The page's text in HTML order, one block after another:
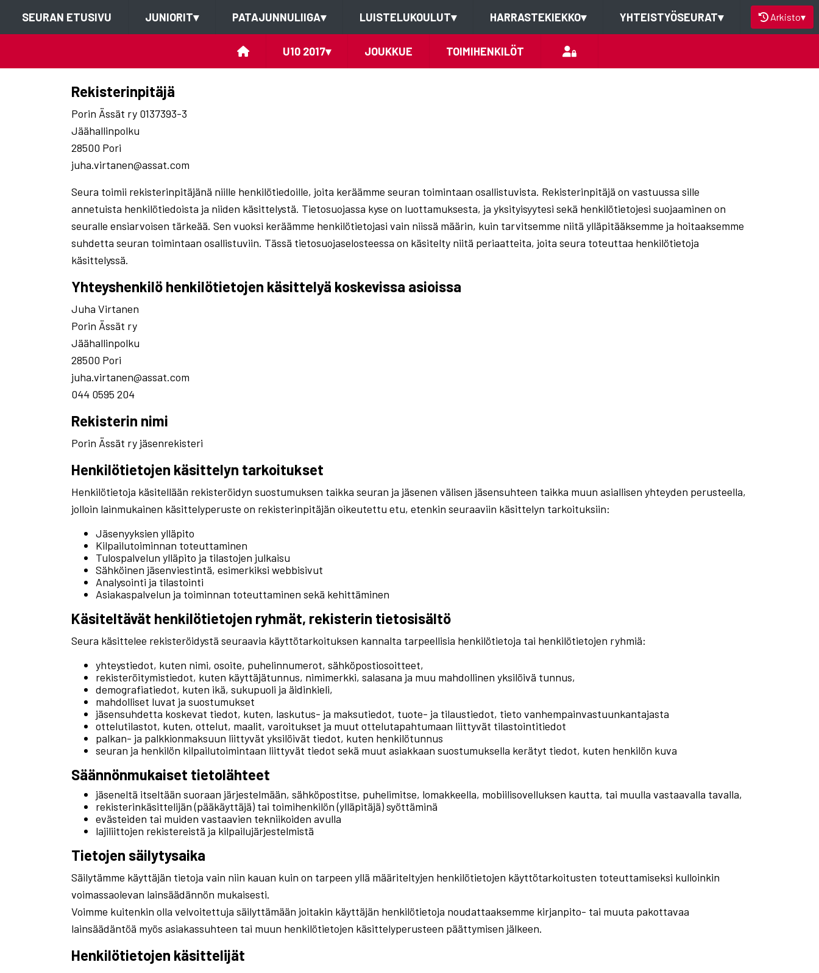
SEURAN ETUSIVU JUNIORIT▾ PATAJUNNULIIGA▾ LUISTELUKOULUT▾ HARRASTEKIEKKO▾ YHTEISTYÖSEURAT▾ Arkisto▾
U10 2017▾ JOUKKUE TOIMIHENKILÖT
Rekisterinpitäjä
Porin Ässät ry 0137393-3
Jäähallinpolku
28500 Pori
juha.virtanen@assat.com
Seura toimii rekisterinpitäjänä niille henkilötiedoille, joita keräämme seuran toimintaan osallistuvista. Rekisterinpitäjä on vastuussa sille
annetuista henkilötiedoista ja niiden käsittelystä. Tietosuojassa kyse on luottamuksesta, ja yksityisyytesi sekä henkilötietojesi suojaaminen on
seuralle ensiarvoisen tärkeää. Sen vuoksi keräämme henkilötietojasi vain niissä määrin, kuin tarvitsemme niitä ylläpitääksemme ja hoitaaksemme
suhdetta seuran toimintaan osallistuviin. Tässä tietosuojaselosteessa on käsitelty niitä periaatteita, joita seura toteuttaa henkilötietoja
käsittelyssä.
Yhteyshenkilö henkilötietojen käsittelyä koskevissa asioissa
Juha Virtanen
Porin Ässät ry
Jäähallinpolku
28500 Pori
juha.virtanen@assat.com
044 0595 204
Rekisterin nimi
Porin Ässät ry jäsenrekisteri
Henkilötietojen käsittelyn tarkoitukset
Henkilötietoja käsitellään rekisteröidyn suostumuksen taikka seuran ja jäsenen välisen jäsensuhteen taikka muun asiallisen yhteyden perusteella,
jolloin lainmukainen käsittelyperuste on rekisterinpitäjän oikeutettu etu, etenkin seuraaviin käsittelyn tarkoituksiin:
Jäsenyyksien ylläpito
Kilpailutoiminnan toteuttaminen
Tulospalvelun ylläpito ja tilastojen julkaisu
Sähköinen jäsenviestintä, esimerkiksi webbisivut
Analysointi ja tilastointi
Asiakaspalvelun ja toiminnan toteuttaminen sekä kehittäminen
Käsiteltävät henkilötietojen ryhmät, rekisterin tietosisältö
Seura käsittelee rekisteröidystä seuraavia käyttötarkoituksen kannalta tarpeellisia henkilötietoja tai henkilötietojen ryhmiä:
yhteystiedot, kuten nimi, osoite, puhelinnumerot, sähköpostiosoitteet,
rekisteröitymistiedot, kuten käyttäjätunnus, nimimerkki, salasana ja muu mahdollinen yksilöivä tunnus,
demografiatiedot, kuten ikä, sukupuoli ja äidinkieli,
mahdolliset luvat ja suostumukset
jäsensuhdetta koskevat tiedot, kuten, laskutus- ja maksutiedot, tuote- ja tilaustiedot, tieto vanhempainvastuunkantajasta
ottelutilastot, kuten, ottelut, maalit, varoitukset ja muut ottelutapahtumaan liittyvät tilastointitiedot
palkan- ja palkkionmaksuun liittyvät yksilöivät tiedot, kuten henkilötunnus
seuran ja henkilön kilpailutoimintaan liittyvät tiedot sekä muut asiakkaan suostumuksella kerätyt tiedot, kuten henkilön kuva
Säännönmukaiset tietolähteet
jäseneltä itseltään suoraan järjestelmään, sähköpostitse, puhelimitse, lomakkeella, mobiilisovelluksen kautta, tai muulla vastaavalla tavalla,
rekisterinkäsittelijän (pääkäyttäjä) tai toimihenkilön (ylläpitäjä) syöttäminä
evästeiden tai muiden vastaavien tekniikoiden avulla
lajiliittojen rekistereistä ja kilpailujärjestelmistä
Tietojen säilytysaika
Säilytämme käyttäjän tietoja vain niin kauan kuin on tarpeen yllä määriteltyjen henkilötietojen käyttötarkoitusten toteuttamiseksi kulloinkin
voimassaolevan lainsäädännön mukaisesti.
Voimme kuitenkin olla velvoitettuja säilyttämään joitakin käyttäjän henkilötietoja noudattaaksemme kirjanpito- tai muuta pakottavaa
lainsäädäntöä myös asiakassuhteen tai muun henkilötietojen käsittelyperusteen päättymisen jälkeen.
Henkilötietojen käsittelijät